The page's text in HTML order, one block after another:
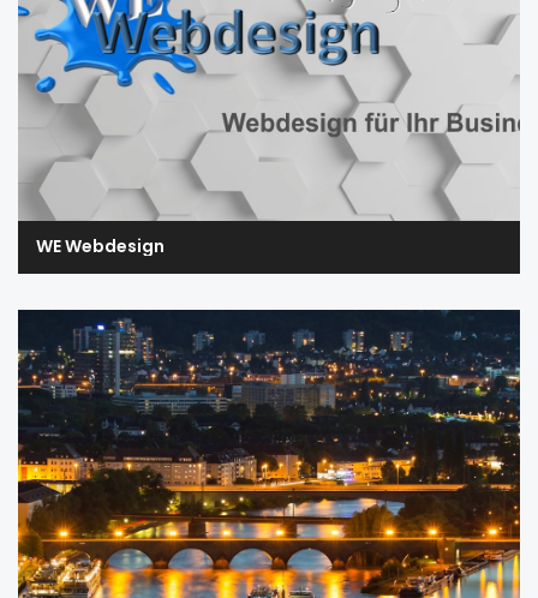
WE Webdesign